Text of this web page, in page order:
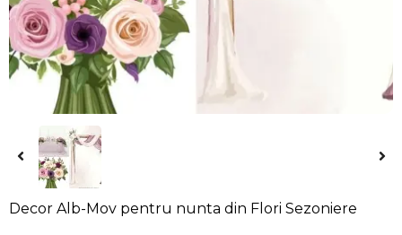
Decor Alb-Mov pentru nunta din Flori Sezoniere